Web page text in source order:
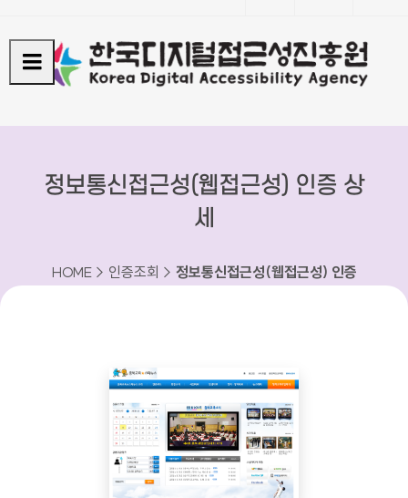
정보통신접근성(웹접근성) 인증 상
세
HOME > 인증조회 > 정보통신접근성(웹접근성) 인증